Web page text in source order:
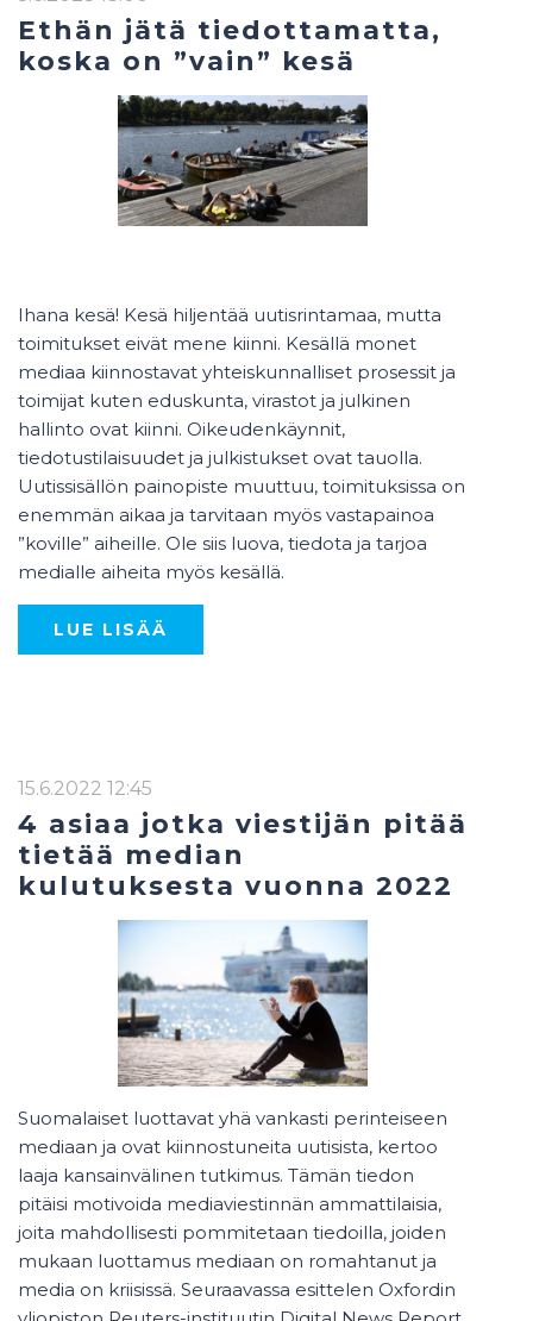
Ethän jätä tiedottamatta,
koska on ”vain” kesä
Ihana kesä! Kesä hiljentää uutisrintamaa, mutta
toimitukset eivät mene kiinni. Kesällä monet
mediaa kiinnostavat yhteiskunnalliset prosessit ja
toimijat kuten eduskunta, virastot ja julkinen
hallinto ovat kiinni. Oikeudenkäynnit,
tiedotustilaisuudet ja julkistukset ovat tauolla.
Uutissisällön painopiste muuttuu, toimituksissa on
enemmän aikaa ja tarvitaan myös vastapainoa
”koville” aiheille. Ole siis luova, tiedota ja tarjoa
medialle aiheita myös kesällä.
LUE LISÄÄ
15.6.2022 12:45
4 asiaa jotka viestijän pitää
tietää median
kulutuksesta vuonna 2022
Suomalaiset luottavat yhä vankasti perinteiseen
mediaan ja ovat kiinnostuneita uutisista, kertoo
laaja kansainvälinen tutkimus. Tämän tiedon
pitäisi motivoida mediaviestinnän ammattilaisia,
joita mahdollisesti pommitetaan tiedoilla, joiden
mukaan luottamus mediaan on romahtanut ja
media on kriisissä. Seuraavassa esittelen Oxfordin